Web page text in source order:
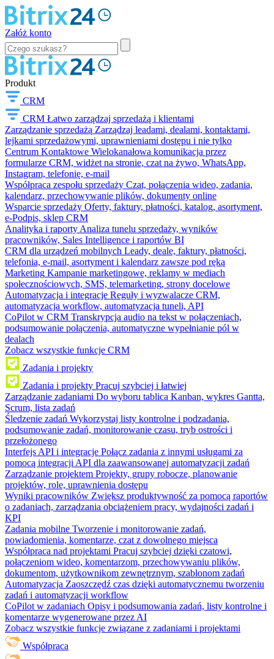
Załóż konto
Produkt
CRM
CRM Łatwo zarządzaj sprzedażą i klientami
Zarządzanie sprzedażą Zarządzaj leadami, dealami, kontaktami,
lejkami sprzedażowymi, uprawnieniami dostępu i nie tylko
Centrum Kontaktowe Wielokanałowa komunikacja przez
formularze CRM, widżet na stronie, czat na żywo, WhatsApp,
Instagram, telefonię, e-mail
Współpraca zespołu sprzedaży Czat, połączenia wideo, zadania,
kalendarz, przechowywanie plików, dokumenty online
Wsparcie sprzedaży Oferty, faktury, płatności, katalog, asortyment,
e-Podpis, sklep CRM
Analityka i raporty Analiza tunelu sprzedaży, wyników
pracowników, Sales Intelligence i raportów BI
CRM dla urządzeń mobilnych Leady, deale, faktury, płatności,
telefonia, e-mail, asortyment i kalendarz zawsze pod ręką
Marketing Kampanie marketingowe, reklamy w mediach
społecznościowych, SMS, telemarketing, strony docelowe
Automatyzacja i integracje Reguły i wyzwalacze CRM,
automatyzacja workflow, automatyzacja tuneli, API
CoPilot w CRM Transkrypcja audio na tekst w połączeniach,
podsumowanie połączenia, automatyczne wypełnianie pól w
dealach
Zobacz wszystkie funkcje CRM
Zadania i projekty
Zadania i projekty Pracuj szybciej i łatwiej
Zarządzanie zadaniami Do wyboru tablica Kanban, wykres Gantta,
Scrum, lista zadań
Śledzenie zadań Wykorzystaj listy kontrolne i podzadania,
podsumowanie zadań, monitorowanie czasu, tryb ostrości i
przełożonego
Interfejs API i integracje Połącz zadania z innymi usługami za
pomocą integracji API dla zaawansowanej automatyzacji zadań
Zarządzanie projektem Projekty, grupy robocze, planowanie
projektów, role, uprawnienia dostępu
Wyniki pracowników Zwiększ produktywność za pomocą raportów
o zadaniach, zarządzania obciążeniem pracy, wydajności zadań i
KPI
Zadania mobilne Tworzenie i monitorowanie zadań,
powiadomienia, komentarze, czat z dowolnego miejsca
Współpraca nad projektami Pracuj szybciej dzięki czatowi,
połączeniom wideo, komentarzom, przechowywaniu plików,
dokumentom, użytkownikom zewnętrznym, szablonom zadań
Automatyzacja Zaoszczędź czas dzięki automatycznemu tworzeniu
zadań i automatyzacji workflow
CoPilot w zadaniach Opisy i podsumowania zadań, listy kontrolne i
komentarze wygenerowane przez AI
Zobacz wszystkie funkcje związane z zadaniami i projektami
Współpraca